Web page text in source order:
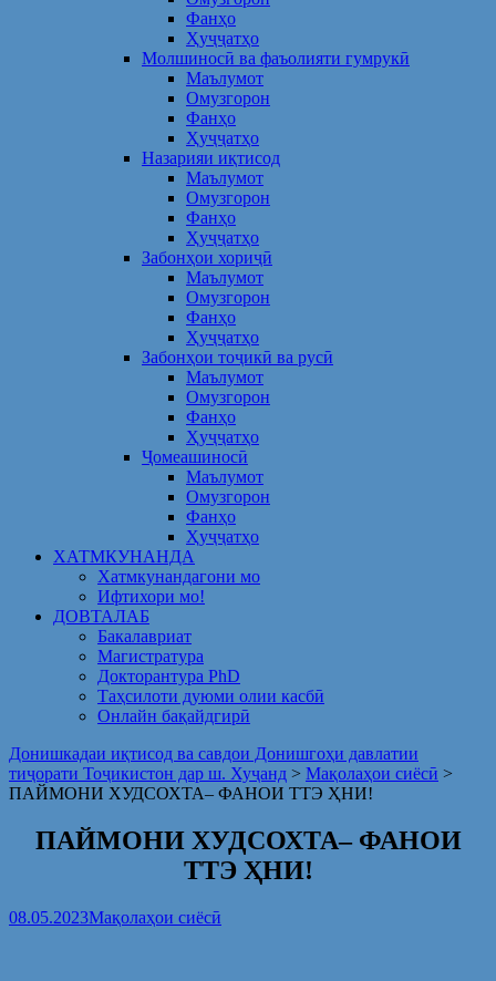
Фанҳо
Ҳуҷҷатҳо
Молшиносӣ ва фаъолияти гумрукӣ
Маълумот
Омузгорон
Фанҳо
Ҳуҷҷатҳо
Назарияи иқтисод
Маълумот
Омузгорон
Фанҳо
Ҳуҷҷатҳо
Забонҳои хориҷӣ
Маълумот
Омузгорон
Фанҳо
Ҳуҷҷатҳо
Забонҳои тоҷикӣ ва русӣ
Маълумот
Омузгорон
Фанҳо
Ҳуҷҷатҳо
Ҷомеашиносӣ
Маълумот
Омузгорон
Фанҳо
Ҳуҷҷатҳо
ХАТМКУНАНДА
Хатмкунандагони мо
Ифтихори мо!
ДОВТАЛАБ
Бакалавриат
Магистратура
Докторантура PhD
Таҳсилоти дуюми олии касбӣ
Онлайн бақайдгирӣ
Донишкадаи иқтисод ва савдои Донишгоҳи давлатии
тиҷорати Тоҷикистон дар ш. Хуҷанд > Мақолаҳои сиёсӣ >
ПАЙМОНИ ХУДСОХТА– ФАНОИ ТТЭ ҲНИ!
ПАЙМОНИ ХУДСОХТА– ФАНОИ
ТТЭ ҲНИ!
08.05.2023Мақолаҳои сиёсӣ